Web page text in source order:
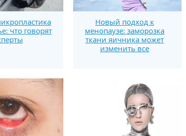
что говорят
Новый подход к
менопаузе: заморозка
ткани яичника может
изменить все